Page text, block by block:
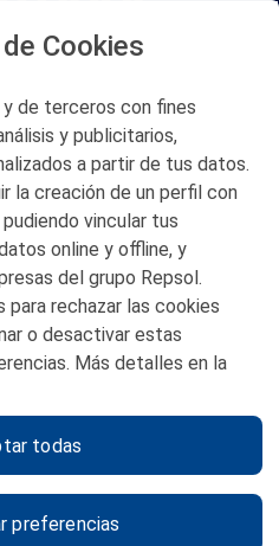
Muñatones,
S.A.
WEB
PRIVACIDAD
DE COOKIES
DE ÉTICA
Cookies
de terceros con fines
y publicitarios,
a partir de tus datos.
la creación de un perfil con
vincular tus
online y offline, y
del grupo Repsol.
para rechazar las cookies
o desactivar estas
Más detalles en la
preferencias
todas